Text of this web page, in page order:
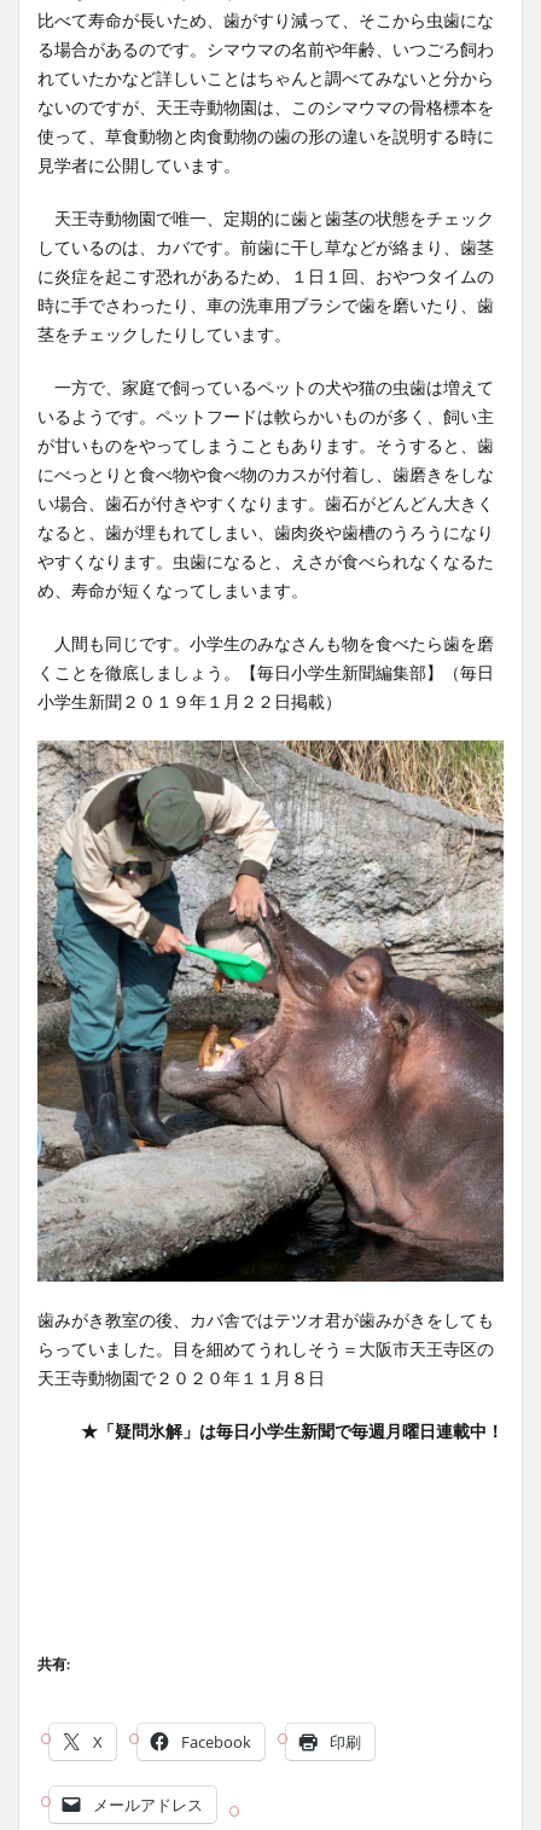
比べて寿命が長いため、歯がすり減って、そこから虫歯にな
る場合があるのです。シマウマの名前や年齢、いつごろ飼わ
れていたかなど詳しいことはちゃんと調べてみないと分から
ないのですが、天王寺動物園は、このシマウマの骨格標本を
使って、草食動物と肉食動物の歯の形の違いを説明する時に
見学者に公開しています。
天王寺動物園で唯一、定期的に歯と歯茎の状態をチェック
しているのは、カバです。前歯に干し草などが絡まり、歯茎
に炎症を起こす恐れがあるため、１日１回、おやつタイムの
時に手でさわったり、車の洗車用ブラシで歯を磨いたり、歯
茎をチェックしたりしています。
一方で、家庭で飼っているペットの犬や猫の虫歯は増えて
いるようです。ペットフードは軟らかいものが多く、飼い主
が甘いものをやってしまうこともあります。そうすると、歯
にべっとりと食べ物や食べ物のカスが付着し、歯磨きをしな
い場合、歯石が付きやすくなります。歯石がどんどん大きく
なると、歯が埋もれてしまい、歯肉炎や歯槽のうろうになり
やすくなります。虫歯になると、えさが食べられなくなるた
め、寿命が短くなってしまいます。
人間も同じです。小学生のみなさんも物を食べたら歯を磨
くことを徹底しましょう。【毎日小学生新聞編集部】（毎日
小学生新聞２０１９年１月２２日掲載）
歯みがき教室の後、カバ舎ではテツオ君が歯みがきをしても
らっていました。目を細めてうれしそう＝大阪市天王寺区の
天王寺動物園で２０２０年１１月８日
★「疑問氷解」は毎日小学生新聞で毎週月曜日連載中！
共有:
X Facebook 印刷
メールアドレス